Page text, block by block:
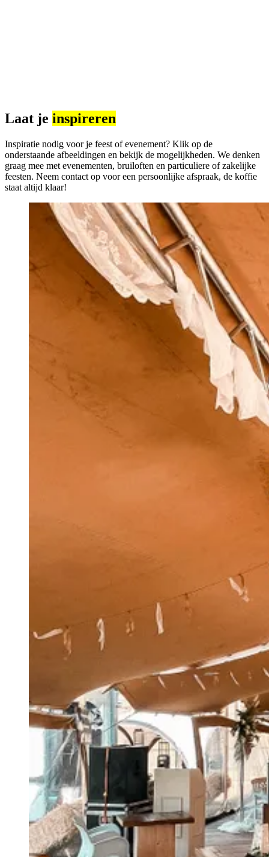
Laat je inspireren
Inspiratie nodig voor je feest of evenement? Klik op de
onderstaande afbeeldingen en bekijk de mogelijkheden. We denken
graag mee met evenementen, bruiloften en particuliere of zakelijke
feesten. Neem contact op voor een persoonlijke afspraak, de koffie
staat altijd klaar!